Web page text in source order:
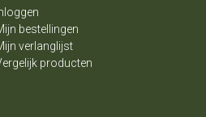
bestellingen
verlanglijst
producten